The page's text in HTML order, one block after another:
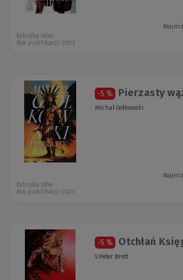
fabryka słów
Rok publikacji: 2023
-5 % Pierzasty
Michał Gołkowski
fabryka słów
Rok publikacji: 2023
-5 % Otchłań
V.Peter Brett